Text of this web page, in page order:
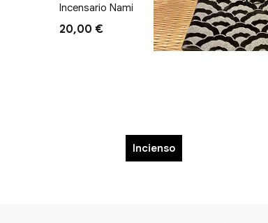
Incensario Nami
20,00 €
Incienso